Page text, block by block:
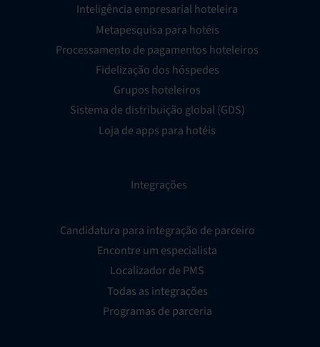
Inteligência empresarial hoteleira
Metapesquisa para hotéis
Processamento de pagamentos hoteleiros
Fidelização dos hóspedes
Grupos hoteleiros
Sistema de distribuição global (GDS)
Loja de apps para hotéis
Integrações
Candidatura para integração de parceiro
Encontre um especialista
Localizador de PMS
Todas as integrações
Programas de parceria